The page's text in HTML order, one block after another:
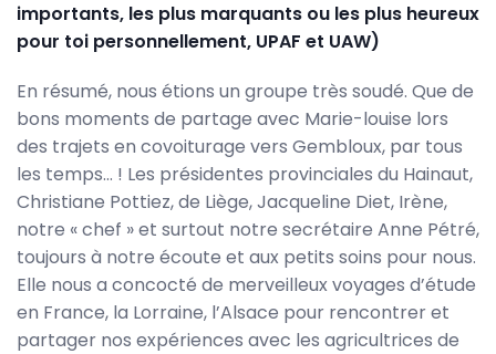
importants, les plus marquants ou les plus heureux
pour toi personnellement, UPAF et UAW)
En résumé, nous étions un groupe très soudé. Que de
bons moments de partage avec Marie-louise lors
des trajets en covoiturage vers Gembloux, par tous
les temps… ! Les présidentes provinciales du Hainaut,
Christiane Pottiez, de Liège, Jacqueline Diet, Irène,
notre « chef » et surtout notre secrétaire Anne Pétré,
toujours à notre écoute et aux petits soins pour nous.
Elle nous a concocté de merveilleux voyages d’étude
en France, la Lorraine, l’Alsace pour rencontrer et
partager nos expériences avec les agricultrices de